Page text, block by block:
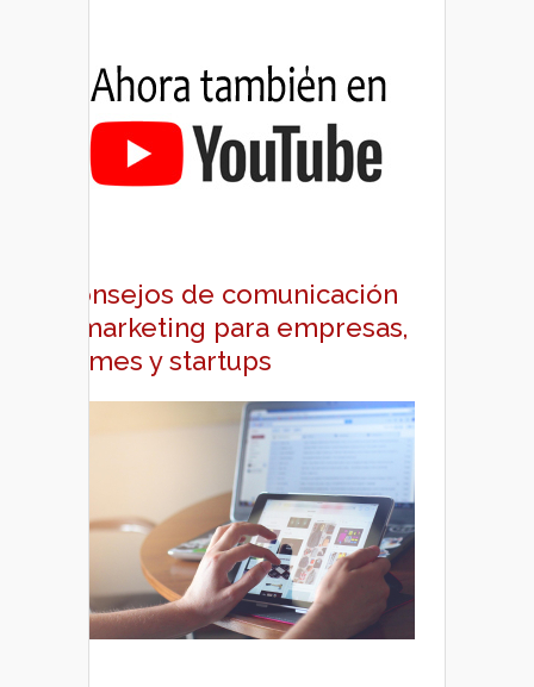
Consejos de comunicación
y marketing para empresas,
pymes y startups